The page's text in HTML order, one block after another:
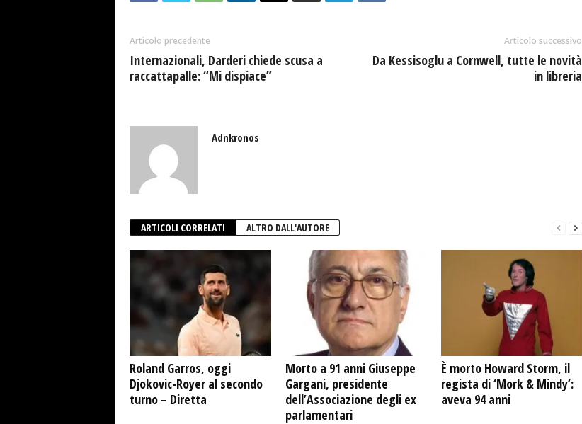
Articolo precedente
Internazionali, Darderi chiede scusa a
raccattapalle: “Mi dispiace”
Articolo successivo
Da Kessisoglu a Cornwell, tutte le novità
in libreria
Adnkronos
ARTICOLI CORRELATI ALTRO DALL'AUTORE
Roland Garros, oggi
Djokovic-Royer al secondo
turno – Diretta
Morto a 91 anni Giuseppe
Gargani, presidente
dell’Associazione degli ex
parlamentari
È morto Howard Storm, il
regista di ‘Mork & Mindy’:
aveva 94 anni